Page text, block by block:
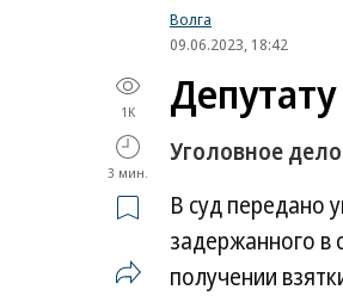
Волга
09.06.2023, 18:42
1K
3 мин.
Уголовное
В суд передано
задержанного в
получении